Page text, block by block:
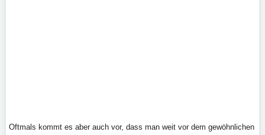
Oftmals kommt es aber auch vor, dass man weit vor dem gewöhnlichen